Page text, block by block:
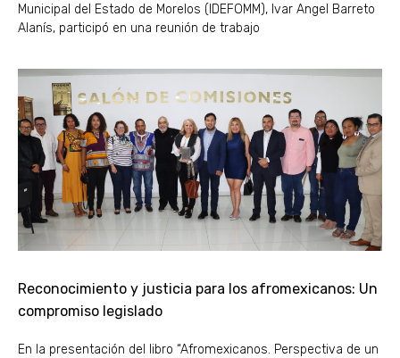
Municipal del Estado de Morelos (IDEFOMM), Ivar Angel Barreto
Alanís, participó en una reunión de trabajo
Reconocimiento y justicia para los afromexicanos: Un
compromiso legislado
En la presentación del libro “Afromexicanos. Perspectiva de un